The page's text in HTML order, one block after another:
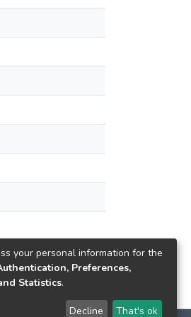
your personal information for the
Preferences,
Statistics.
Decline That's ok